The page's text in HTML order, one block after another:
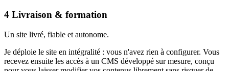
4 Livraison & formation
Un site livré, fiable et autonome.
Je déploie le site en intégralité : vous n'avez rien à configurer. Vous
recevez ensuite les accès à un CMS développé sur mesure, conçu